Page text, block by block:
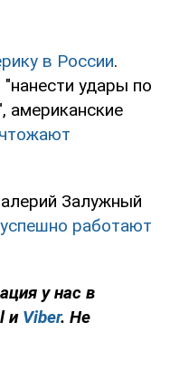
в России.
удары по
американские
Залужный
работают
у нас в
и Viber. Не